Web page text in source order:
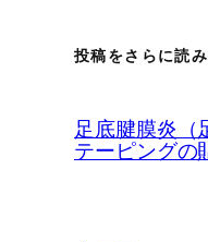
投稿をさらに読
足底腱膜炎（
テーピングの